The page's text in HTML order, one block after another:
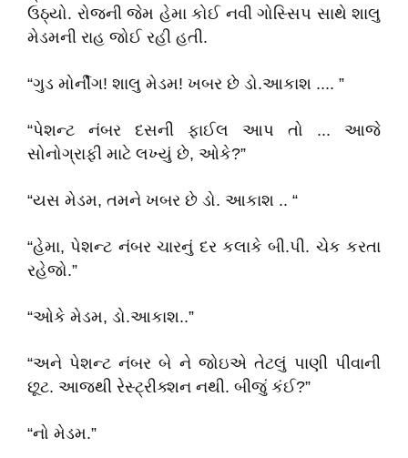
ઉઠ્યો. રોજની જેમ હેમા કોઈ નવી ગોસ્સિપ સાથે શાલુ
મેડમની રાહ જોઈ રહી હતી.
“ગુડ મોર્નીંગ! શાલુ મેડમ! ખબર છે ડો.આકાશ .... ”
“પેશન્ટ નંબર દસની ફાઈલ આપ તો ... આજે
સોનોગ્રાફી માટે લખ્યું છે, ઓકે?”
“યસ મેડમ, તમને ખબર છે ડો. આકાશ .. “
“હેમા, પેશન્ટ નંબર ચારનું દર કલાકે બી.પી. ચેક કરતા
રહેજો.”
“ઓકે મેડમ, ડો.આકાશ..”
“અને પેશન્ટ નંબર બે ને જોઇએ તેટલું પાણી પીવાની
છૂટ. આજથી રેસ્ટ્રીક્શન નથી. બીજું કંઈ?”
“નો મેડમ.”